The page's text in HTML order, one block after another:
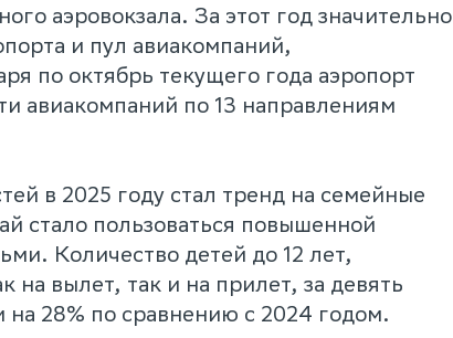
аэровокзала. За этот год значительно
и пул авиакомпаний,
по октябрь текущего года аэропорт
авиакомпаний по 13 направлениям
в 2025 году стал тренд на семейные
стало пользоваться повышенной
Количество детей до 12 лет,
на вылет, так и на прилет, за девять
на 28% по сравнению с 2024 годом.